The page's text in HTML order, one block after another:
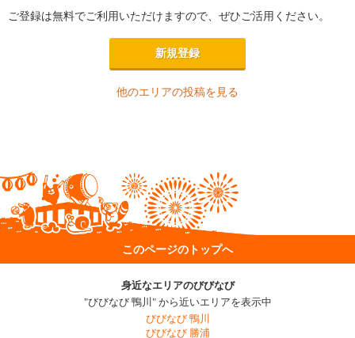
ご登録は無料でご利用いただけますので、ぜひご活用ください。
新規登録
他のエリアの投稿を見る
このページのトップへ
身近なエリアのびびなび
"びびなび 鴨川" から近いエリアを表示中
びびなび 鴨川
びびなび 勝浦